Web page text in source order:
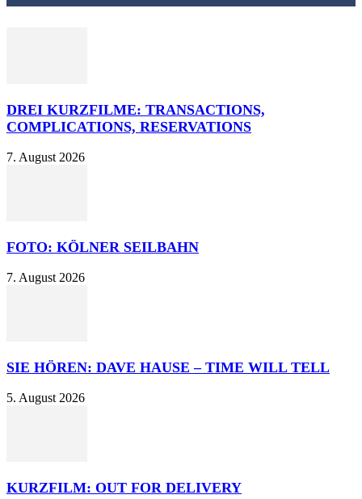
DREI KURZFILME: TRANSACTIONS,
COMPLICATIONS, RESERVATIONS
7. August 2026
FOTO: KÖLNER SEILBAHN
7. August 2026
SIE HÖREN: DAVE HAUSE – TIME WILL TELL
5. August 2026
KURZFILM: OUT FOR DELIVERY